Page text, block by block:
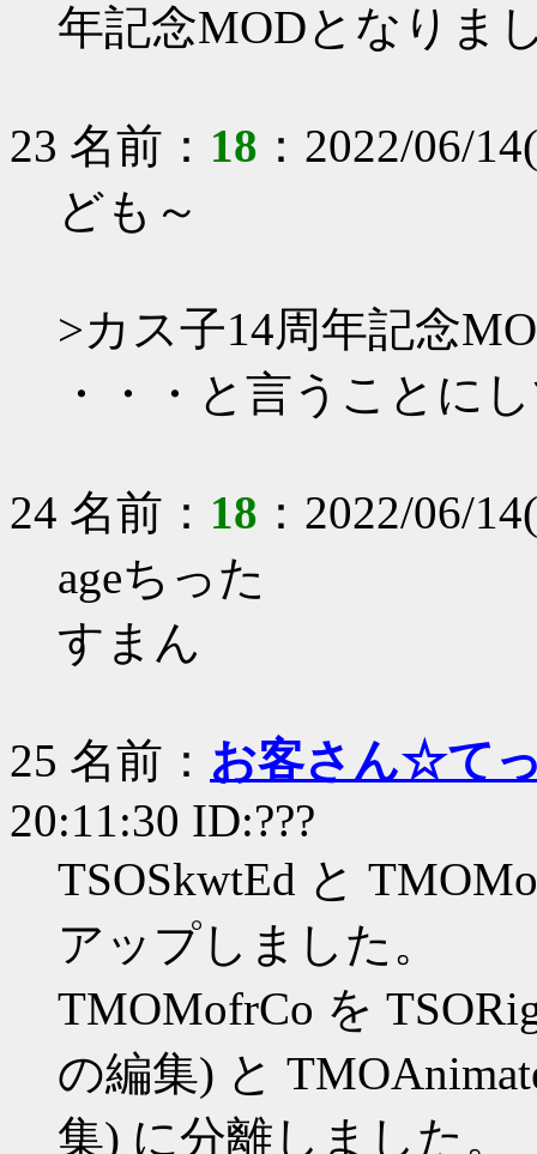
年記念MODとなりま
23 名前： 18 ：2022/06/
ども～
>カス子14周年記念
・・・と言うことに
24 名前： 18 ：2022/06/
ageちった
すまん
25 名前： お客さん☆て
20:11:30 ID:???
TSOSkwtEd と
アップしました。
TMOMofrCo を
の編集) と
集) に分離しました。